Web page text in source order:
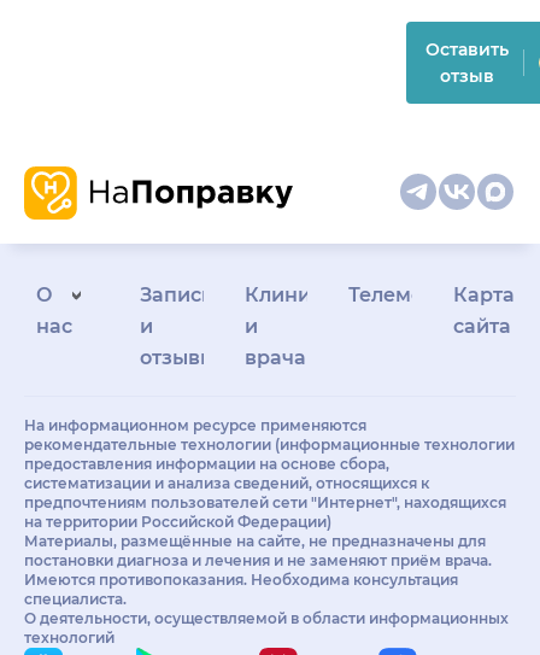
Оставить
отзыв
О
нас
Запись
и
отзывы
Клиникам
и
врачам
Телемедицина
Карта
сайта
На информационном ресурсе применяются
рекомендательные технологии (информационные технологии
предоставления информации на основе сбора,
систематизации и анализа сведений, относящихся к
предпочтениям пользователей сети "Интернет", находящихся
на территории Российской Федерации)
Материалы, размещённые на сайте, не предназначены для
постановки диагноза и лечения и не заменяют приём врача.
Имеются противопоказания. Необходима консультация
специалиста.
О деятельности, осуществляемой в области информационных
технологий